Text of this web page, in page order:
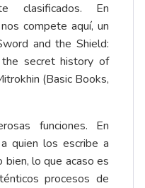
clasificados. En
compete aquí, un
and the Shield:
secret history of
(Basic Books,
funciones. En
quien los escribe a
lo que acaso es
procesos de